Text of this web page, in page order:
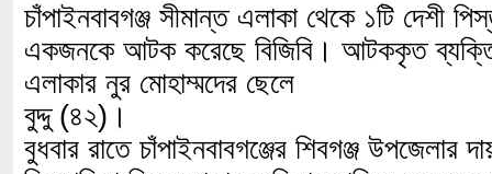
চাঁপাইনবাবগঞ্জ সীমান্ত এলাকা থেকে ১টি দেশী
একজনকে আটক করেছে বিজিবি। আটককৃত ব্যক্তি
এলাকার নুর মোহাম্মদের ছেলে
বুদ্দু (৪২)।
বুধবার রাতে চাঁপাইনবাবগঞ্জের শিবগঞ্জ উপজেলার